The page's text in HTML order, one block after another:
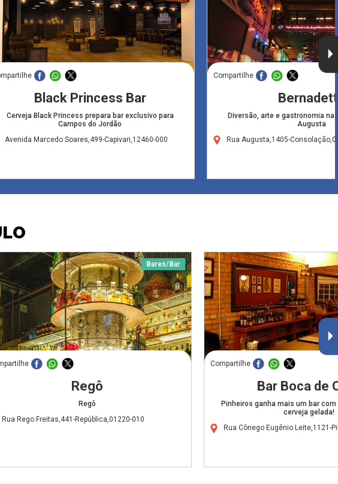
Black Princess Bar
Cerveja Black Princess prepara bar exclusivo para
Campos do Jordão
Avenida Marcedo Soares,499-Capivari,12460-000
Compartilhe
Diversão, arte e gastronomia na
Augusta
Rua Augusta,1405-
Bares/Bar
Regô
Regô
Rua Rego Freitas,441-República,01220-010
Compartilhe
Bar Boca de
Pinheiros ganha mais um bar
cerveja gelada!
Rua Cônego Eugênio Leite,1121-